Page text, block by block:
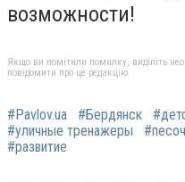
возможности!
Якщо ви помітили помилку, виділіть
повідомити про це редакцію
#Pavlov.ua #Бердянск
#уличные тренажеры
#развитие